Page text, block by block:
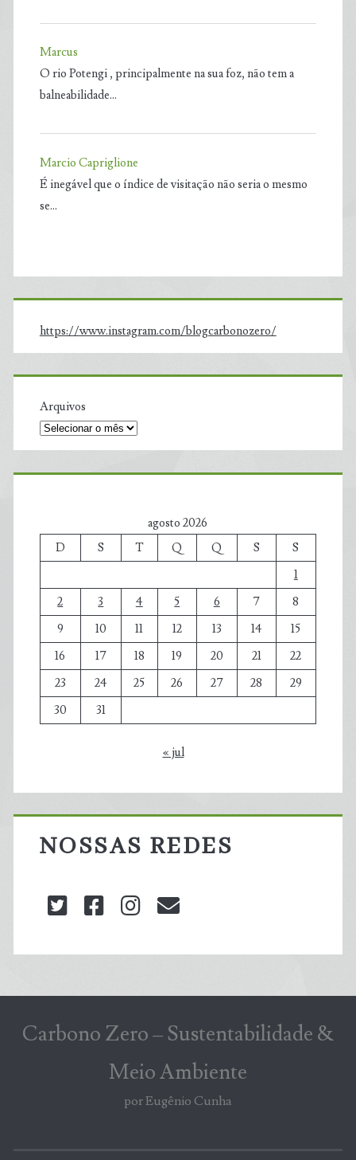
Marcus
O rio Potengi , principalmente na sua foz, não tem a
balneabilidade…
Marcio Capriglione
É inegável que o índice de visitação não seria o mesmo
se…
https://www.instagram.com/blogcarbonozero/
Arquivos
agosto 2026
D
S T Q Q S
S
1
2
3 4 5 6 7
8
9
10 11 12 13 14
15
16
17 18 19 20 21
22
23
24 25 26 27 28
29
30
31
« jul
NOSSAS REDES
twitterfacebookinstagram
Carbono Zero – Sustentabilidade &
Meio Ambiente
por Eugênio Cunha